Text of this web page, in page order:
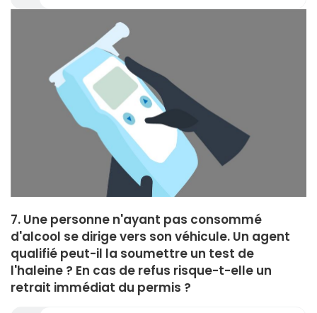
7. Une personne n'ayant pas consommé
d'alcool se dirige vers son véhicule. Un agent
qualifié peut-il la soumettre un test de
l'haleine ? En cas de refus risque-t-elle un
retrait immédiat du permis ?